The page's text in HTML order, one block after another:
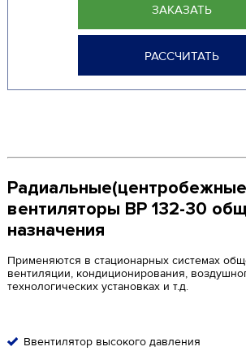
ЗАКАЗАТЬ
РАССЧИТАТЬ
вентиляторы ВР 132-30
назначения
Применяются в стационарных системах
вентиляции, кондиционирования,
технологических установках и т.д.
Ввентилятор высокого давления